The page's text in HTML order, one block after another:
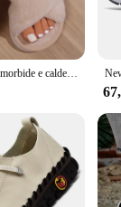
Pantofole pelose morbide e calde incrociate da donna Tacchi piatti leggeri Scivoli in pelliccia Donna Autunno Inverno Punta aperta Scarpe da pavimento per la casa antiscivolo